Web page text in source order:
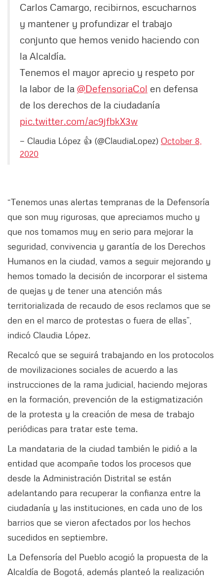
Carlos Camargo, recibirnos, escucharnos
y mantener y profundizar el trabajo
conjunto que hemos venido haciendo con
la Alcaldía.
Tenemos el mayor aprecio y respeto por
la labor de la @DefensoriaCol en defensa
de los derechos de la ciudadanía
pic.twitter.com/ac9jfbkX3w
— Claudia López 👍 (@ClaudiaLopez) October 8,
2020
“Tenemos unas alertas tempranas de la Defensoría
que son muy rigurosas, que apreciamos mucho y
que nos tomamos muy en serio para mejorar la
seguridad, convivencia y garantía de los Derechos
Humanos en la ciudad, vamos a seguir mejorando y
hemos tomado la decisión de incorporar el sistema
de quejas y de tener una atención más
territorializada de recaudo de esos reclamos que se
den en el marco de protestas o fuera de ellas”,
indicó Claudia López.
Recalcó que se seguirá trabajando en los protocolos
de movilizaciones sociales de acuerdo a las
instrucciones de la rama judicial, haciendo mejoras
en la formación, prevención de la estigmatización
de la protesta y la creación de mesa de trabajo
periódicas para tratar este tema.
La mandataria de la ciudad también le pidió a la
entidad que acompañe todos los procesos que
desde la Administración Distrital se están
adelantando para recuperar la confianza entre la
ciudadanía y las instituciones, en cada uno de los
barrios que se vieron afectados por los hechos
sucedidos en septiembre.
La Defensoría del Pueblo acogió la propuesta de la
Alcaldía de Bogotá, además planteó la realización